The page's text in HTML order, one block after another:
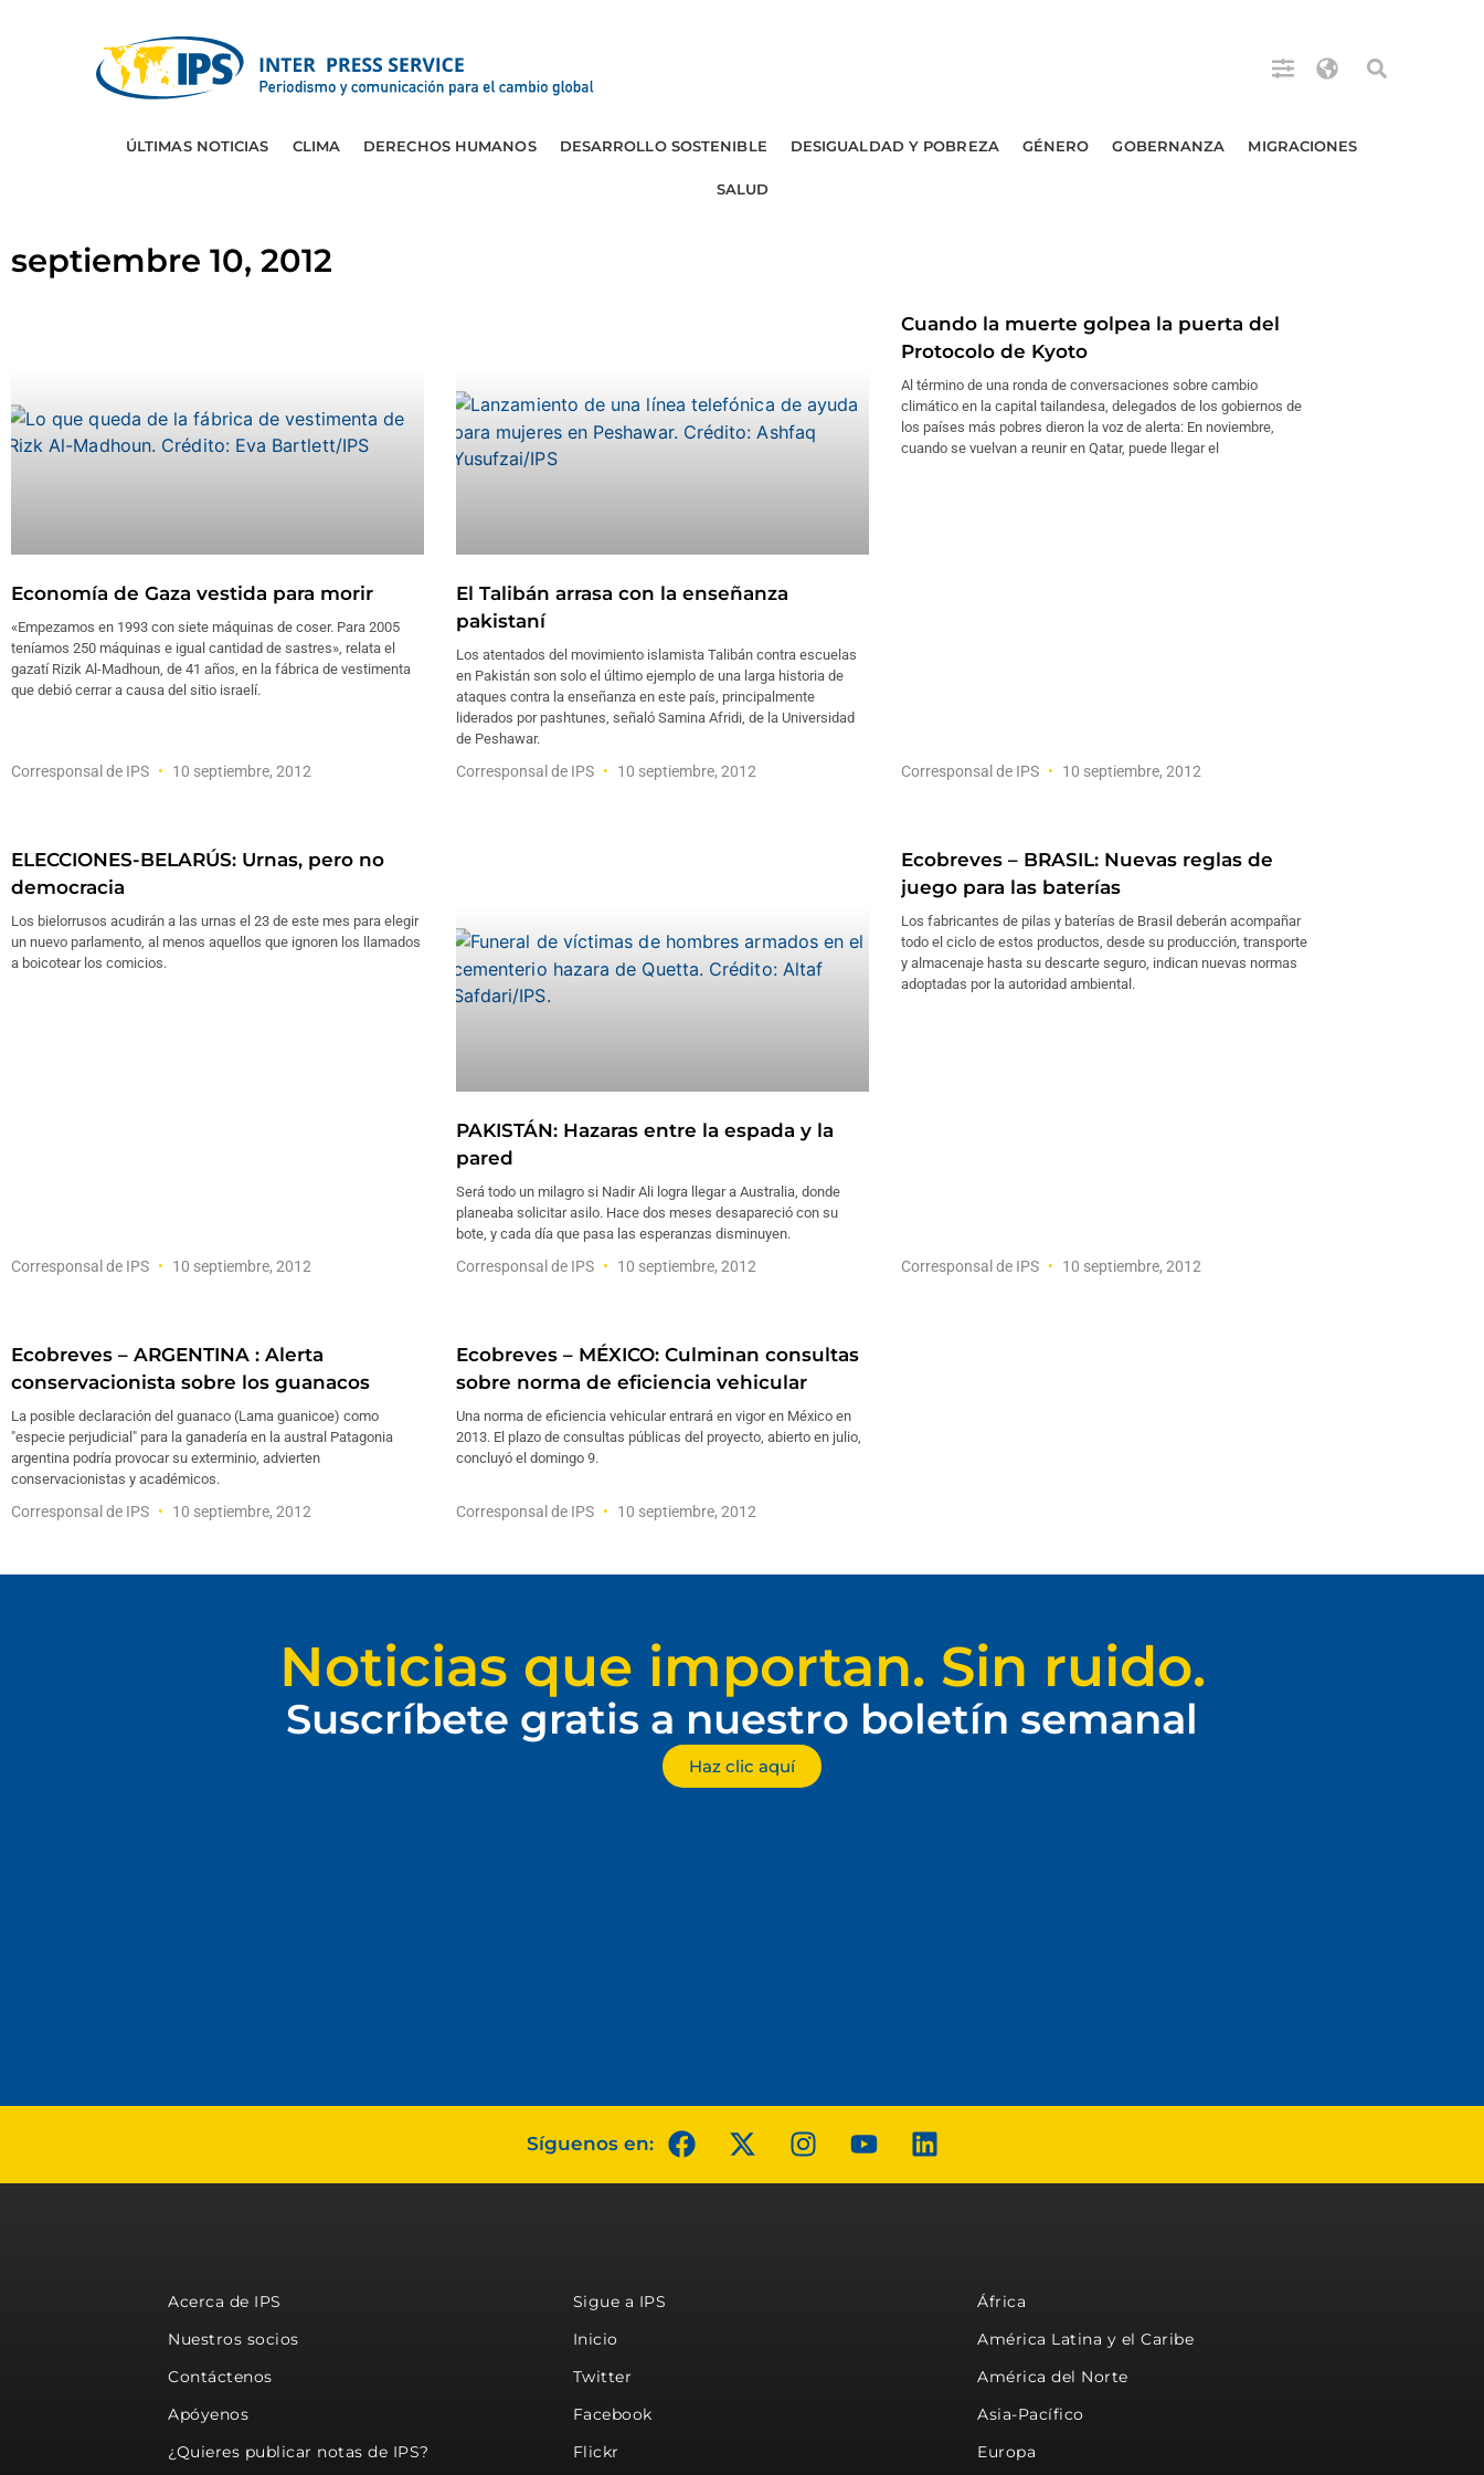
ÚLTIMAS NOTICIAS CLIMA DERECHOS HUMANOS DESARROLLO SOSTENIBLE DESIGUALDAD Y POBREZA GÉNERO GOBERNANZA MIGRACIONES
SALUD
septiembre 10, 2012
Economía de Gaza vestida para morir
«Empezamos en 1993 con siete máquinas de coser. Para 2005
teníamos 250 máquinas e igual cantidad de sastres», relata el
gazatí Rizik Al-Madhoun, de 41 años, en la fábrica de vestimenta
que debió cerrar a causa del sitio israelí.
Corresponsal de IPS 10 septiembre, 2012
El Talibán arrasa con la enseñanza
pakistaní
Los atentados del movimiento islamista Talibán contra escuelas
en Pakistán son solo el último ejemplo de una larga historia de
ataques contra la enseñanza en este país, principalmente
liderados por pashtunes, señaló Samina Afridi, de la Universidad
de Peshawar.
Corresponsal de IPS 10 septiembre, 2012
Cuando la muerte golpea la puerta del
Protocolo de Kyoto
Al término de una ronda de conversaciones sobre cambio
climático en la capital tailandesa, delegados de los gobiernos de
los países más pobres dieron la voz de alerta: En noviembre,
cuando se vuelvan a reunir en Qatar, puede llegar el
Corresponsal de IPS 10 septiembre, 2012
ELECCIONES-BELARÚS: Urnas, pero no
democracia
Los bielorrusos acudirán a las urnas el 23 de este mes para elegir
un nuevo parlamento, al menos aquellos que ignoren los llamados
a boicotear los comicios.
Corresponsal de IPS 10 septiembre, 2012
PAKISTÁN: Hazaras entre la espada y la
pared
Será todo un milagro si Nadir Ali logra llegar a Australia, donde
planeaba solicitar asilo. Hace dos meses desapareció con su
bote, y cada día que pasa las esperanzas disminuyen.
Corresponsal de IPS 10 septiembre, 2012
Ecobreves – BRASIL: Nuevas reglas de
juego para las baterías
Los fabricantes de pilas y baterías de Brasil deberán acompañar
todo el ciclo de estos productos, desde su producción, transporte
y almacenaje hasta su descarte seguro, indican nuevas normas
adoptadas por la autoridad ambiental.
Corresponsal de IPS 10 septiembre, 2012
Ecobreves – ARGENTINA : Alerta
conservacionista sobre los guanacos
La posible declaración del guanaco (Lama guanicoe) como
"especie perjudicial" para la ganadería en la austral Patagonia
argentina podría provocar su exterminio, advierten
conservacionistas y académicos.
Corresponsal de IPS 10 septiembre, 2012
Ecobreves – MÉXICO: Culminan consultas
sobre norma de eficiencia vehicular
Una norma de eficiencia vehicular entrará en vigor en México en
2013. El plazo de consultas públicas del proyecto, abierto en julio,
concluyó el domingo 9.
Corresponsal de IPS 10 septiembre, 2012
Noticias que importan. Sin ruido.
Suscríbete gratis a nuestro boletín semanal
Haz clic aquí
Síguenos en:
Acerca de IPS
Nuestros socios
Contáctenos
Apóyenos
¿Quieres publicar notas de IPS?
Sigue a IPS
Inicio
Twitter
Facebook
Flickr
África
América Latina y el Caribe
América del Norte
Asia-Pacífico
Europa